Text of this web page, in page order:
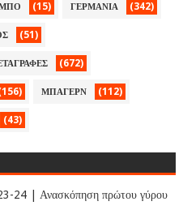
(15) ΓΕΡΜΑΝΙΑ (342)
(51)
(672)
ΜΠΑΓΕΡΝ (112)
(43)
24 | Ανασκόπηση πρώτου γύρου